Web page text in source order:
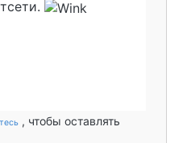
, чтобы оставлять